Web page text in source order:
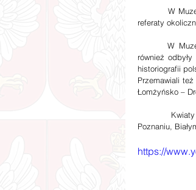
referaty
        W Muzeum Rolnictwa w Ciechanowcu odsłonięto tablicę poświęconą Kazimierzowi Pułaskiemu i
również
historiografii
Przemawiali
Łomżyńsko –
Poznaniu,
https://